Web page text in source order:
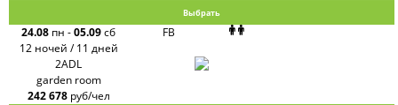
Выбрать
24.08 пн -05.09сб
12 ночей / 11 дней
FB
2ADL
garden room
242 678 руб/чел